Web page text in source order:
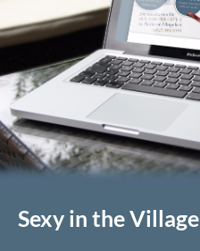
Sexy in the Village